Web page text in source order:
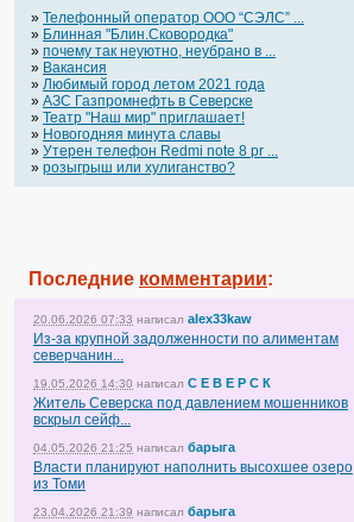
» Телефонный оператор OOO “СЭЛС” ...
» Блинная "Блин.Сковородка"
» почему так неуютно, неубрано в ...
» Вакансия
» Любимый город летом 2021 года
» АЗС Газпромнефть в Северске
» Театр "Наш мир" приглашает!
» Новогодняя минута славы
» Утерен телефон Redmi note 8 pr ...
» розыгрыш или хулиганство?
Последние комментарии:
20.06.2026 07:33 написал alex33kaw
Из-за крупной задолженности по алиментам
северчанин...
19.05.2026 14:30 написал С Е В Е Р С К
Житель Северска под давлением мошенников
вскрыл сейф...
04.05.2026 21:25 написал барыга
Власти планируют наполнить высохшее озеро
из Томи
23.04.2026 21:39 написал барыга